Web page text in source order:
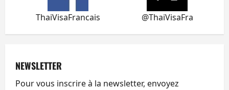
ThaiVisaFrancais @ThaiVisaFra
NEWSLETTER
Pour vous inscrire à la newsletter, envoyez